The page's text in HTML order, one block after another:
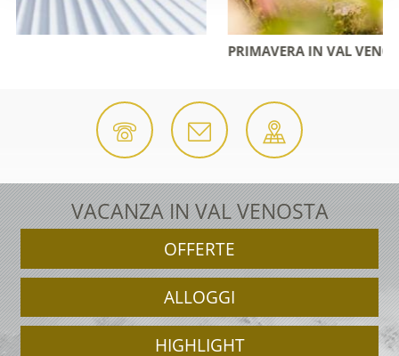
PRIMAVERA IN VAL VENOSTA
VACANZA IN VAL VENOSTA
OFFERTE
ALLOGGI
HIGHLIGHT